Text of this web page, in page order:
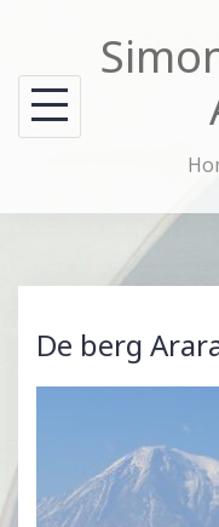
content
De berg